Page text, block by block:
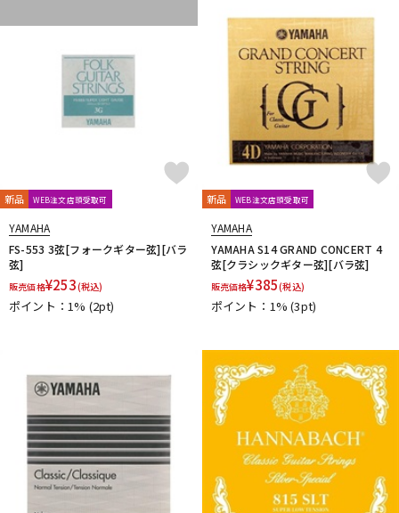
RENEGADE
Reunion Blues
RevoL effects
Richter Straps
Rick Rock Picks
RIGHTON STRAPS
RIO GRANDE
Ritter
Roadie
ROCHE-THOMAS
Roland
Ron Ellis Pickups
Sadowsky Guitars
Schaller
SCHECTER
Schlagwerk Percussion
Scorelay Japan
Seki Sound
Seymour Duncan
Shadow SHRED NECK
SHUBB
SILENT PICK
SKYSONIC
SNARK
Solid Bond
SOLID CABLES SOMA laboratory
Souldier Strap
SpiceNote
Spider Capo
SUNRISE Sustainiac
SUZUKI
Switch Custom Guitars
TAKAMINE TAMA
TAURUS ARMY
TAYLOR
tc electronic Thalia Capo
THE ROCK SLIDE
Thomastik-Infeld
ThroBak Electronics Tim Bud
TODA GUITARS
TOKAI Tom Anderson TOMBO
Tone
Toneism Pickups
TonePros TOUGH-TX TRIAL
TRICK
TRUE DYNA
trumpet station TUNE
Turtle Wax
新品 WEB注文店頭受取可
YAMAHA
FS-553 3弦[フォークギター弦][バラ
弦]
販売価格¥253(税込)
ポイント：1% (2pt)
新品 WEB注文店頭受取可
YAMAHA
YAMAHA S14 GRAND CONCERT 4
弦[クラシックギター弦][バラ弦]
販売価格¥385(税込)
ポイント：1%(3pt)